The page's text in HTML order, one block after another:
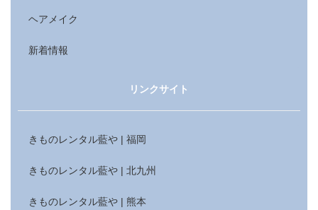
ヘアメイク
新着情報
リンクサイト
きものレンタル藍や | 福岡
きものレンタル藍や | 北九州
きものレンタル藍や | 熊本